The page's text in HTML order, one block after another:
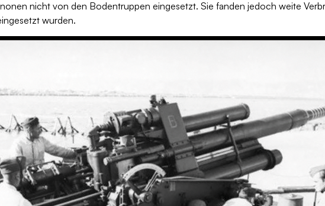
nicht von den Bodentruppen eingesetzt. Sie fanden jedoch weite
wurden.